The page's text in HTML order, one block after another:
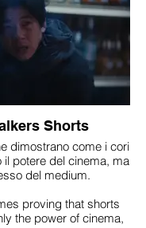
Shorts
dimostrano come i cori
il potere del cinema, ma
del medium.
proving that shorts
the power of cinema,